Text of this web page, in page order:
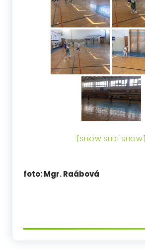
[SHOW SLIDESHOW]
foto: Mgr. Raábová